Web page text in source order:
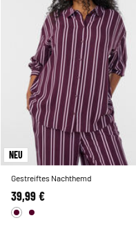
NEU
Gestreiftes Nachthemd
39,99 €